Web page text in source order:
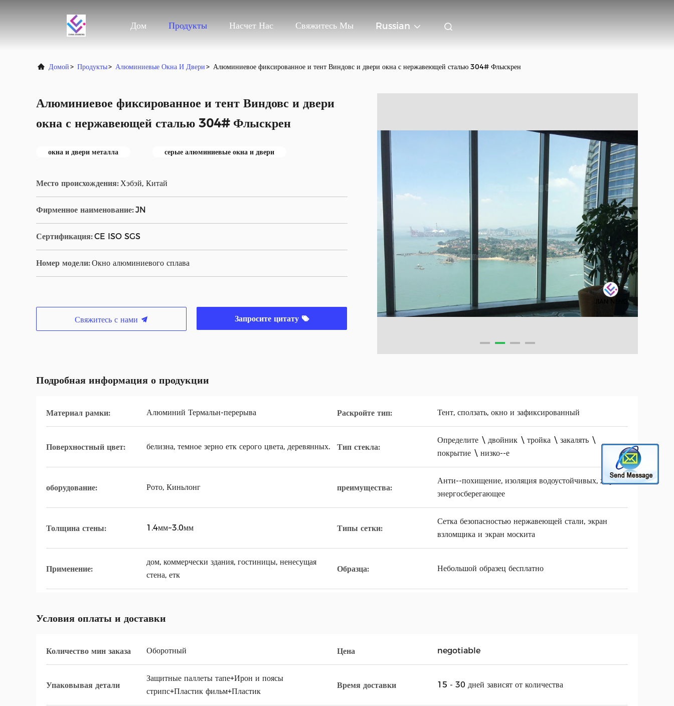
Дом Продукты Насчет Нас Свяжитесь Мы Russian
Домой> Продукты> Алюминиевые Окна И Двери> Алюминиевое фиксированное и тент Виндовс и двери окна с нержавеющей сталью 304# Флыскрен
Алюминиевое фиксированное и тент Виндовс и двери
окна с нержавеющей сталью 304# Флыскрен
окна и двери металла серые алюминиевые окна и двери
Место происхождения: Хэбэй, Китай
Фирменное наименование: JN
Сертификация: CE ISO SGS
Номер модели: Окно алюминиевого сплава
Свяжитесь с нами Запросите цитату
Подробная информация о продукции
Материал рамки: Алюминий Термальн-перерыва Раскройте тип: Тент, сползать, окно и зафиксированный
Поверхностный цвет: белизна, темное зерно етк серого цвета, деревянных. Тип стекла:
Определите \ двойник \ тройка \ закалять \
покрытие \ низко--е
оборудование: Рото, Киньлонг преимущества:
Анти--похищение, изоляция водоустойчивых, жары и
энергосберегающее
Толщина стены: 1.4мм~3.0мм Типы сетки:
Сетка безопасностью нержавеющей стали, экран
взломщика и экран москита
Применение:
дом, коммерчески здания, гостиницы, ненесущая
стена, етк
Образца: Небольшой образец бесплатно
Условия оплаты и доставки
Количество мин заказа Оборотный Цена negotiable
Упаковывая детали
Защитные паллеты тапе+Ирон и поясы
стрипс+Пластик фильм+Пластик
Время доставки 15 - 30 дней зависят от количества